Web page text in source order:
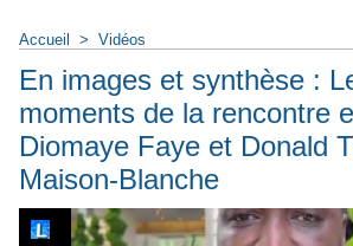
Accueil > Vidéos
En images et synthèse :
moments de la rencontre
Diomaye Faye et Donald
Maison-Blanche